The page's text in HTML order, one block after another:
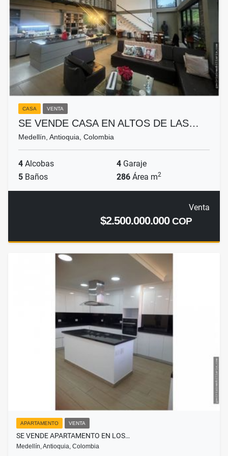
CASA VENTA
SE VENDE CASA EN ALTOS DE LAS…
Medellín, Antioquia, Colombia
4 Alcobas 4 Garaje
5 Baños 286 Área m2
Venta
$2.500.000.000COP
APARTAMENTO VENTA
SE VENDE APARTAMENTO EN LOS…
Medellín, Antioquia, Colombia